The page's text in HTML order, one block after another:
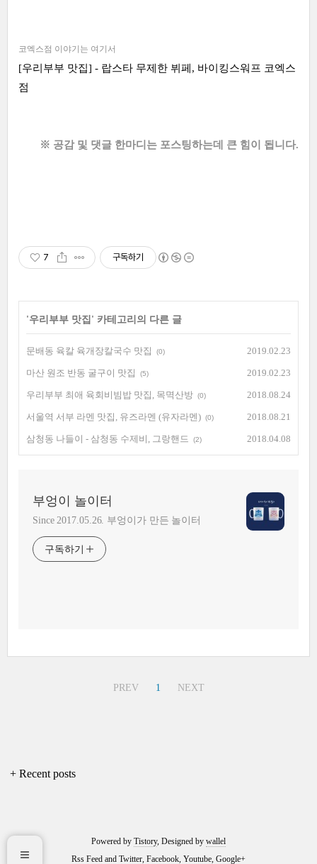
코엑스점 이야기는 여기서
[우리부부 맛집] - 랍스타 무제한 뷔페, 바이킹스워프 코엑스
점
※ 공감 및 댓글 한마디는 포스팅하는데 큰 힘이 됩니다.
7 구독하기
'우리부부 맛집 ' 카테고리의 다른 글
문배동 육칼 육개장칼국수 맛집 (0) 2019.02.23
마산 원조 반동 굴구이 맛집 (5) 2019.02.23
우리부부 최애 육회비빔밥 맛집, 목멱산방 (0) 2018.08.24
서울역 서부 라멘 맛집, 유즈라멘 (유자라멘) (0) 2018.08.21
삼청동 나들이 - 삼청동 수제비, 그랑핸드 (2) 2018.04.08
부엉이 놀이터
Since 2017.05.26. 부엉이가 만든 놀이터
구독하기
PREV 1 NEXT
+ Recent posts
Powered by Tistory, Designed by wallel
Rss Feed and Twitter, Facebook, Youtube, Google+